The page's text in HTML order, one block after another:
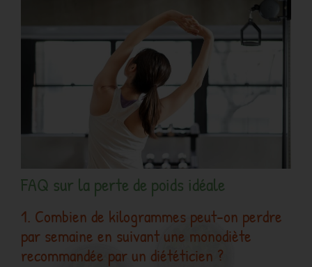
FAQ sur la perte de poids idéale
1. Combien de kilogrammes peut-on perdre
par semaine en suivant une monodiète
recommandée par un diététicien ?